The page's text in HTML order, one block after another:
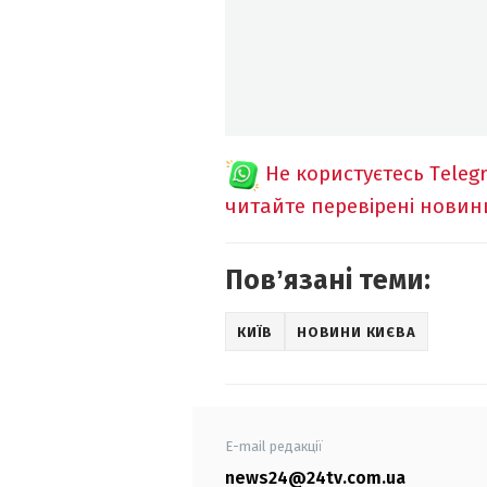
Не користуєтесь
читайте перевірені
Повʼязані теми:
КИЇВ НОВИНИ КИЄВА
E-mail редакції
news24@24tv.com.ua